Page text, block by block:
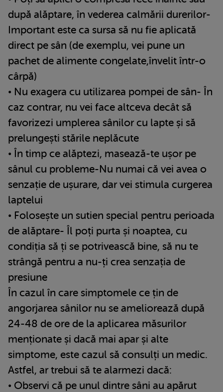
după alăptare, în vederea calmării durerilor-
Important este ca sursa să nu fie aplicată
direct pe sân (de exemplu, vei pune un
pachet de alimente congelate,învelit într-o
cârpă)
• Nu exagera cu utilizarea pompei de sân- În
caz contrar, nu vei face altceva decât să
favorizezi umplerea sânilor cu lapte și să
prelungești stările neplăcute
• În timp ce alăptezi, masează-te ușor pe
sânul cu probleme-Nu numai că vei avea o
senzație de ușurare, dar vei stimula curgerea
laptelui
• Folosește un sutien special pentru perioada
de alăptare- Îl poți purta și noaptea, cu
condiția să ți se potrivească bine, să nu te
strângă pentru a nu-ți crea senzația de
presiune
În cazul în care simptomele ce țin de
angorjarea sânilor nu se ameliorează după
24-48 de ore de la aplicarea măsurilor
menționate și dacă mai apar și alte
simptome, este cazul să consulți un medic.
Astfel, ar trebui să te alarmezi dacă:
• Observi că pe unul dintre sâni au apărut